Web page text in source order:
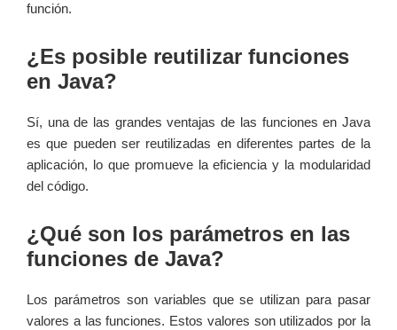
función.
¿Es posible reutilizar funciones
en Java?
Sí, una de las grandes ventajas de las funciones en Java
es que pueden ser reutilizadas en diferentes partes de la
aplicación, lo que promueve la eficiencia y la modularidad
del código.
¿Qué son los parámetros en las
funciones de Java?
Los parámetros son variables que se utilizan para pasar
valores a las funciones. Estos valores son utilizados por la